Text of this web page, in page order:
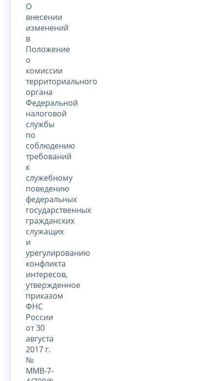
О
внесении
изменений
в
Положение
о
комиссии
территориального
органа
Федеральной
налоговой
службы
по
соблюдению
требований
к
служебному
поведению
федеральных
государственных
гражданских
служащих
и
урегулированию
конфликта
интересов,
утвержденное
приказом
ФНС
России
от 30
августа
2017 г.
№
ММВ-7-